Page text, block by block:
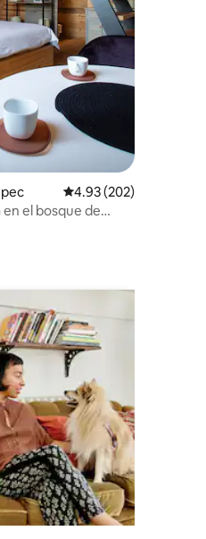
Calificación promedio:
4.93 (202)
el bosque de